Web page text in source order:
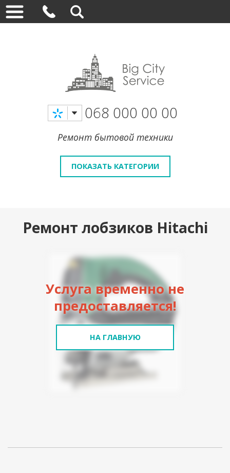
068 000 00 00
Ремонт бытовой техники
ПОКАЗАТЬ КАТЕГОРИИ
Ремонт лобзиков Hitachi
Услуга временно не
предоставляется!
НА ГЛАВНУЮ